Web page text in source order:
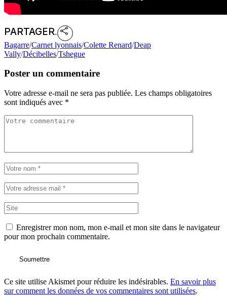
PARTAGER
Bagarre/Carnet lyonnais/Colette Renard/Deap
Vally/Décibelles/Tshegue
Poster un commentaire
Votre adresse e-mail ne sera pas publiée. Les champs obligatoires
sont indiqués avec *
Enregistrer mon nom, mon e-mail et mon site dans le navigateur
pour mon prochain commentaire.
Soumettre
Ce site utilise Akismet pour réduire les indésirables. En savoir plus
sur comment les données de vos commentaires sont utilisées.